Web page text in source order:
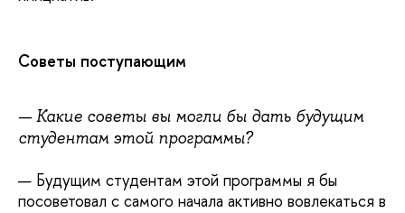
Советы поступающим
— Какие советы вы могли бы дать будущим
студентам этой программы?
— Будущим студентам этой программы я бы
посоветовал с самого начала активно вовлекаться в